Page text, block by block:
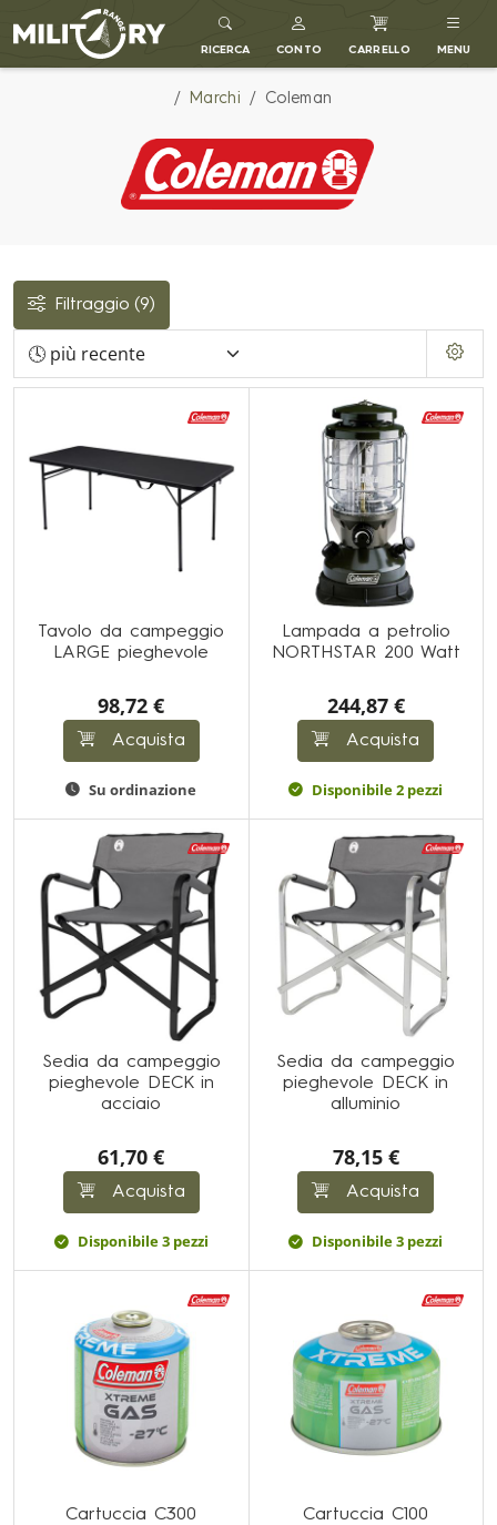
MILITARY RANGE IT
RICERCA CONTO CARRELLO MENU
Marchi Coleman
Filtraggio (9)
Tavolo da campeggio
LARGE pieghevole
98,72 €
Acquista
Su ordinazione
Lampada a petrolio
NORTHSTAR 200 Watt
244,87 €
Acquista
Disponibile 2 pezzi
Sedia da campeggio
pieghevole DECK in
acciaio
61,70 €
Acquista
Disponibile 3 pezzi
Sedia da campeggio
pieghevole DECK in
alluminio
78,15 €
Acquista
Disponibile 3 pezzi
Cartuccia C300
Cartuccia C100